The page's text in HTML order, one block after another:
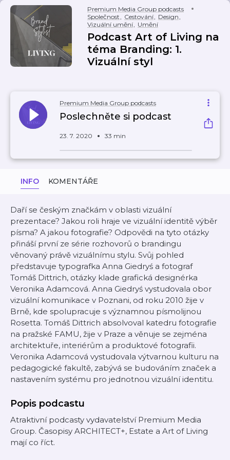
Premium Media Group podcasts
Společnost, Cestování, Design,
Vizuální umění, Umění
Podcast Art of Living na
téma Branding: 1.
Vizuální styl
Premium Media Group podcasts
Poslechněte si podcast
23. 7. 2020 33 min
INFO KOMENTÁŘE
Daří se českým značkám v oblasti vizuální
prezentace? Jakou roli hraje ve vizuální identitě výběr
písma? A jakou fotografie? Odpovědi na tyto otázky
přináší první ze série rozhovorů o brandingu
věnovaný právě vizuálnímu stylu. Svůj pohled
představuje typografka Anna Giedryś a fotograf
Tomáš Dittrich, otázky klade grafická designérka
Veronika Adamcová. Anna Giedryś vystudovala obor
vizuální komunikace v Poznani, od roku 2010 žije v
Brně, kde spolupracuje s významnou písmolijnou
Rosetta. Tomáš Dittrich absolvoval katedru fotografie
na pražské FAMU, žije v Praze a věnuje se zejména
architektuře, interiérům a produktové fotografii.
Veronika Adamcová vystudovala výtvarnou kulturu na
pedagogické fakultě, zabývá se budováním značek a
nastavením systému pro jednotnou vizuální identitu.
Popis podcastu
Atraktivní podcasty vydavatelství Premium Media
Group. Časopisy ARCHITECT+, Estate a Art of Living
mají co říct.